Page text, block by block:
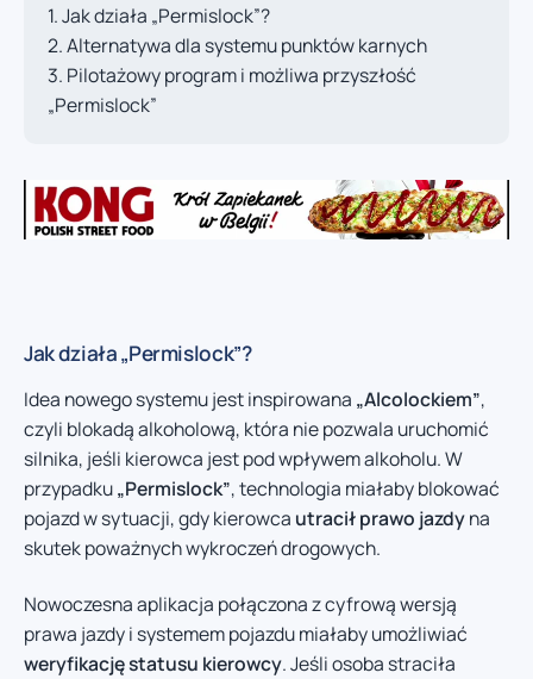
Jak działa „Permislock”?
Alternatywa dla systemu punktów karnych
Pilotażowy program i możliwa przyszłość
„Permislock”
Jak działa „Permislock”?
Idea nowego systemu jest inspirowana „Alcolockiem”,
czyli blokadą alkoholową, która nie pozwala uruchomić
silnika, jeśli kierowca jest pod wpływem alkoholu. W
przypadku„Permislock”, technologia miałaby blokować
pojazd w sytuacji, gdy kierowca utracił prawo jazdyna
skutek poważnych wykroczeń drogowych.
Nowoczesna aplikacja połączona z cyfrową wersją
prawa jazdy i systemem pojazdu miałaby umożliwiać
weryfikację statusu kierowcy. Jeśli osoba straciła